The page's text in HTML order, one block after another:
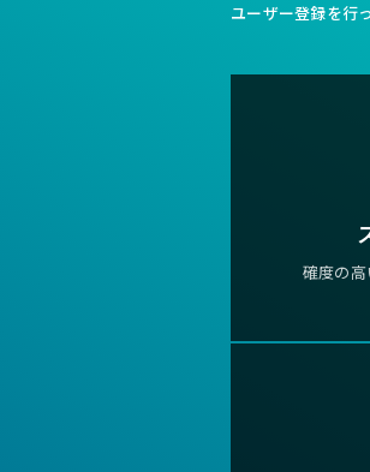
ユーザー登録を行
確度の